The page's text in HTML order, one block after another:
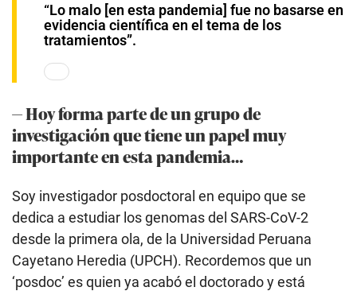
“Lo malo [en esta pandemia] fue no basarse en
evidencia científica en el tema de los
tratamientos”.
— Hoy forma parte de un grupo de
investigación que tiene un papel muy
importante en esta pandemia…
Soy investigador posdoctoral en equipo que se
dedica a estudiar los genomas del SARS-CoV-2
desde la primera ola, de la Universidad Peruana
Cayetano Heredia (UPCH). Recordemos que un
‘posdoc’ es quien ya acabó el doctorado y está